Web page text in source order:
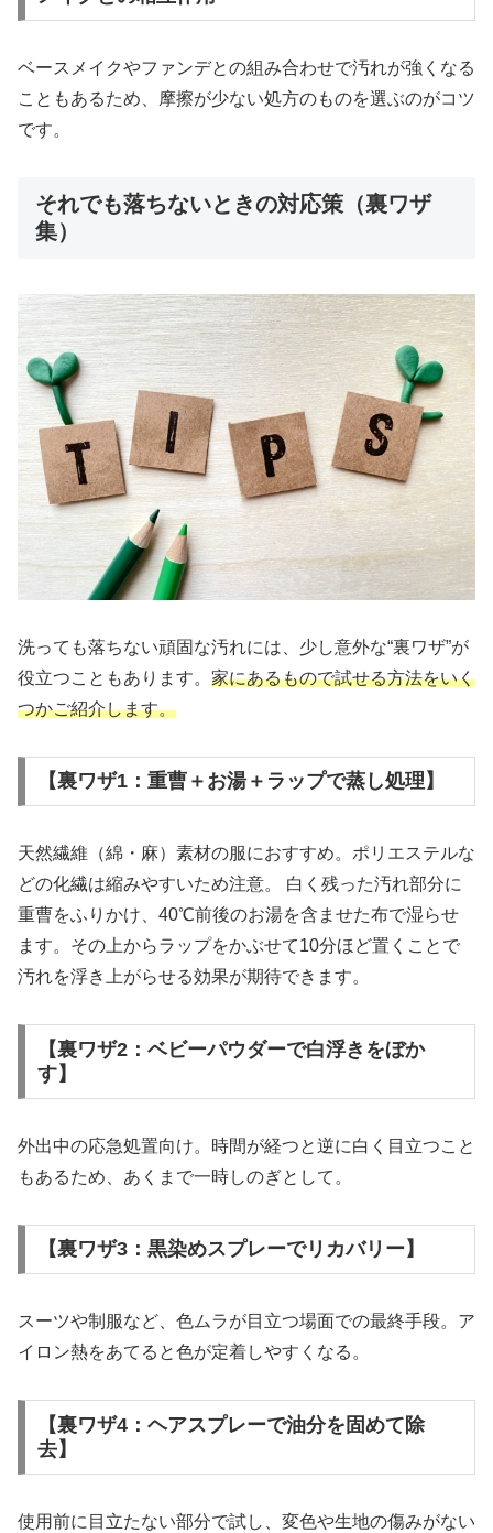
ベースメイクやファンデとの組み合わせで汚れが強くなる
こともあるため、摩擦が少ない処方のものを選ぶのがコツ
です。
それでも落ちないときの対応策（裏ワザ
集）
洗っても落ちない頑固な汚れには、少し意外な“裏ワザ”が
役立つこともあります。 家にあるもので試せる方法をいく
つかご紹介します。
【裏ワザ1：重曹＋お湯＋ラップで蒸し処理】
天然繊維（綿・麻）素材の服におすすめ。ポリエステルな
どの化繊は縮みやすいため注意。 白く残った汚れ部分に
重曹をふりかけ、40℃前後のお湯を含ませた布で湿らせ
ます。その上からラップをかぶせて10分ほど置くことで
汚れを浮き上がらせる効果が期待できます。
【裏ワザ2：ベビーパウダーで白浮きをぼか
す】
外出中の応急処置向け。時間が経つと逆に白く目立つこと
もあるため、あくまで一時しのぎとして。
【裏ワザ3：黒染めスプレーでリカバリー】
スーツや制服など、色ムラが目立つ場面での最終手段。ア
イロン熱をあてると色が定着しやすくなる。
【裏ワザ4：ヘアスプレーで油分を固めて除
去】
使用前に目立たない部分で試し、変色や生地の傷みがない